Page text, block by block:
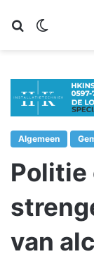
Zoeken
Algemeen
van